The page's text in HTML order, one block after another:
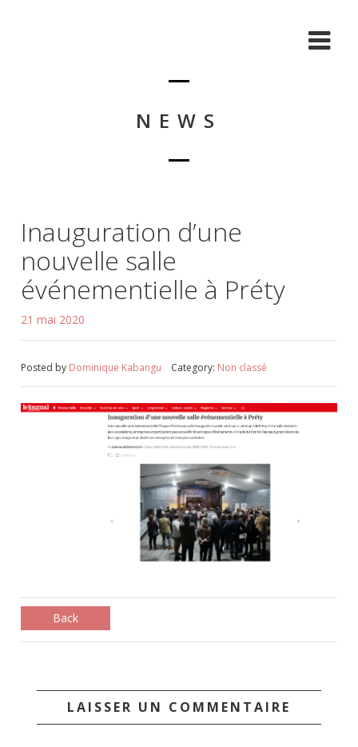
NEWS
Inauguration d’une
nouvelle salle
événementielle à Préty
21 mai 2020
Posted by Dominique Kabangu Category: Non classé
Back
LAISSER UN COMMENTAIRE